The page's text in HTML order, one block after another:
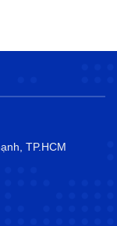
TP.HCM